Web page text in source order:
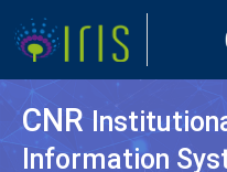
CNR
Information